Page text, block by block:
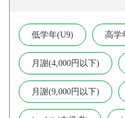
低学年(U9) 高学
月謝(4,000円以下)
月謝(9,000円以下)